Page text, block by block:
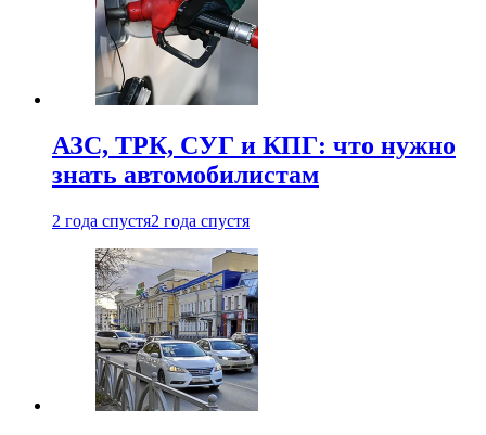
АЗС, ТРК, СУГ и КПГ: что нужно
знать автомобилистам
2 года спустя2 года спустя